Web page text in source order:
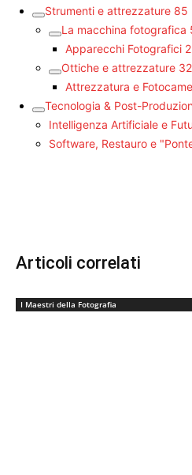
Strumenti e attrezzature 85
La macchina fotografica
Apparecchi Fotografici 2
Ottiche e attrezzature 32
Attrezzatura e
Tecnologia & Post-
Intelligenza Artificiale e
Software, Restauro e
Articoli correlati
I Maestri della Fotografia